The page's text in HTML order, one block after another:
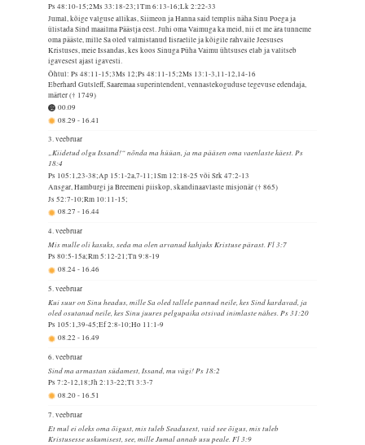
Ps 48:10-15;2Ms 33:18-23;1Tm 6:13-16;Lk 2:22-33
Jumal, kõige valguse allikas, Siimeon ja Hanna said templis näha Sinu Poega ja
ülistada Sind maailma Päästja eest. Juhi oma Vaimuga ka meid, nii et me ära tunneme
oma pääste, mille Sa oled valmistanud Iisraelile ja kõigile rahvaile Jeesuses
Kristuses, meie Issandas, kes koos Sinuga Püha Vaimu ühtsuses elab ja valitseb
igavesest ajast igavesti.
Õhtul: Ps 48:11-15;3Ms 12;Ps 48:11-15;2Ms 13:1-3,11-12,14-16
Eberhard Gutsleff, Saaremaa superintendent, vennastekoguduse tegevuse edendaja,
märter († 1749)
00.09
08.29- 16.41
3. veebruar
„Kiidetud olgu Issand!“ nõnda ma hüüan, ja ma pääsen oma vaenlaste käest. Ps
18:4
Ps 105:1,23-38;Ap 15:1-2a,7-11;1Sm 12:18-25 või Srk 47:2-13
Ansgar, Hamburgi ja Breemeni piiskop, skandinaavlaste misjonär († 865)
Js 52:7-10;Rm 10:11-15;
08.27- 16.44
4. veebruar
Mis mulle oli kasuks, seda ma olen arvanud kahjuks Kristuse pärast. Fl 3:7
Ps 80:5-15a;Rm 5:12-21;Tn 9:8-19
08.24- 16.46
5. veebruar
Kui suur on Sinu headus, mille Sa oled tallele pannud neile, kes Sind kardavad, ja
oled osutanud neile, kes Sinu juures pelgupaika otsivad inimlaste nähes. Ps 31:20
Ps 105:1,39-45;Ef 2:8-10;Ho 11:1-9
08.22- 16.49
6. veebruar
Sind ma armastan südamest, Issand, mu vägi! Ps 18:2
Ps 7:2-12,18;Jh 2:13-22;Tt 3:3-7
08.20- 16.51
7. veebruar
Et mul ei oleks oma õigust, mis tuleb Seadusest, vaid see õigus, mis tuleb
Kristusesse uskumisest, see, mille Jumal annab usu peale. Fl 3:9